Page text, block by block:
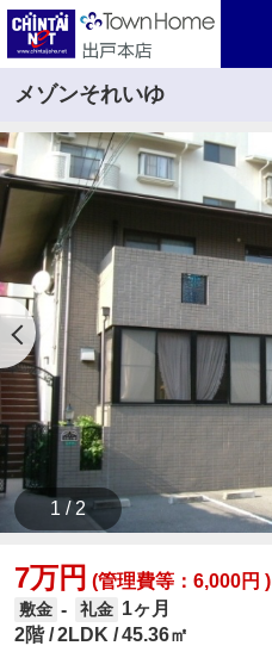
メゾンそれいゆ
1 / 2
7万円 (管理費等：6,000円 )
敷金 - 礼金 1ヶ月
2階 2LDK 45.36㎡